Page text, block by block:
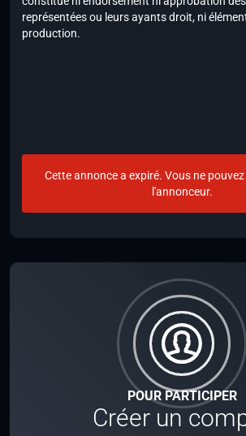
POUR PARTICIPER
Créer un
représentées ou leurs ayants droit, ni
production.
Cette annonce a expiré. Vous ne
l'annonceur.